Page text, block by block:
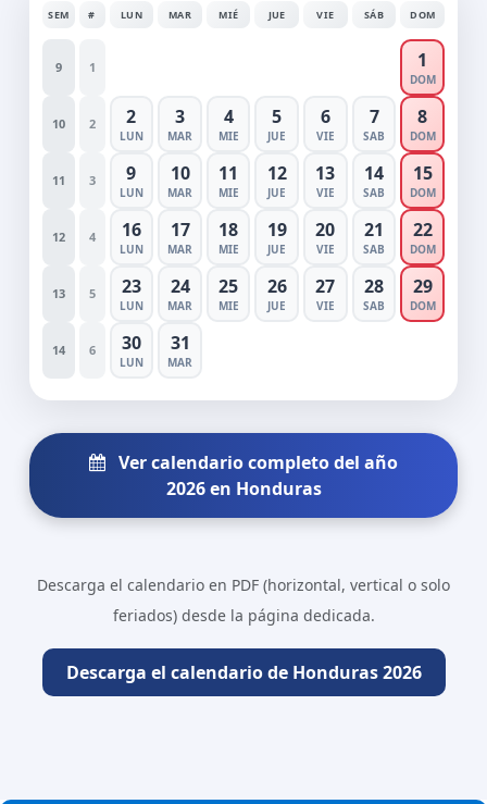
SEM # LUN MAR MIÉ JUE VIE SÁB DOM
9 1 1
DOM
10 2 2
LUN
3
MAR
4
MIE
5
JUE
6
VIE
7
SAB
8
DOM
11 3 9
LUN
10
MAR
11
MIE
12
JUE
13
VIE
14
SAB
15
DOM
12 4 16
LUN
17
MAR
18
MIE
19
JUE
20
VIE
21
SAB
22
DOM
13 5 23
LUN
24
MAR
25
MIE
26
JUE
27
VIE
28
SAB
29
DOM
14 6 30
LUN
31
MAR
Ver calendario completo del año
2026 en Honduras
Descarga el calendario en PDF (horizontal, vertical o solo
feriados) desde la página dedicada.
Descarga el calendario de Honduras 2026